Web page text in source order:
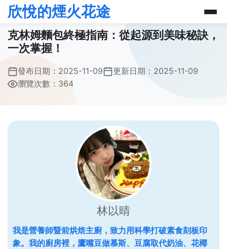
欣悅的煙火花途
克林姆麵包終極指南：從起源到美味秘訣，
一次掌握！
發布日期： 2025-11-09 更新日期： 2025-11-09
瀏覽次數：364
林以晴
我是營養師暨前烘焙主廚，致力用科學打破素食刻板印
象。我的廚房裡，鷹嘴豆做慕斯、豆腐取代奶油、花椰